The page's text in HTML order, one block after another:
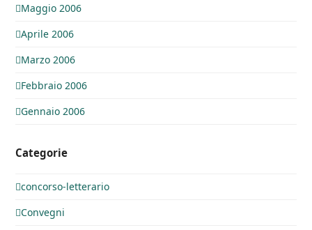
Maggio 2006
Aprile 2006
Marzo 2006
Febbraio 2006
Gennaio 2006
Categorie
concorso-letterario
Convegni